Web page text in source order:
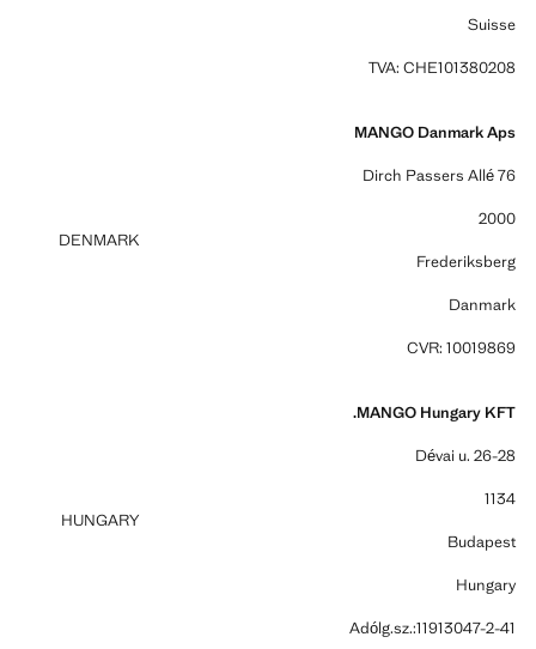
Suisse
TVA: CHE101380208
MANGO Danmark Aps
Dirch Passers Allé 76
2000
Frederiksberg
Danmark
CVR: 10019869
DENMARK
MANGO Hungary KFT.
Dévai u. 26-28
1134
Budapest
Hungary
Adólg.sz.:11913047-2-41
HUNGARY